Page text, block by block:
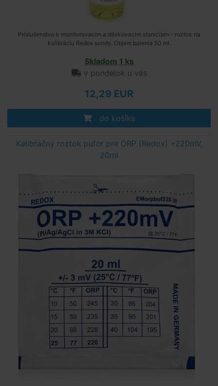
Príslušenstvo k monitorovacím a dávkovacím staniciam - roztok na
kalibráciu Redox sondy. Objem balenia 50 ml.
Skladom 1 ks
v pondelok u vás
12,29 EUR
do košíka
Kalibračný roztok pufor pre ORP (Redox) +220mV,
20ml